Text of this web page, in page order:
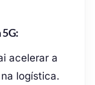
acelerar a
logística.